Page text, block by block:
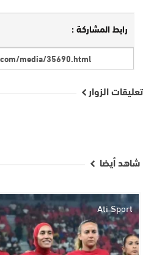
رابط المشاركة :
تعليقات الزوار
شاهد أيضا
Ati Sport